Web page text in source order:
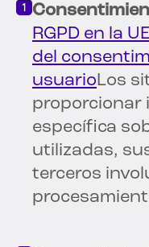
RGPD en la
del
usuarioLos
proporcionar
específica
utilizadas,
terceros